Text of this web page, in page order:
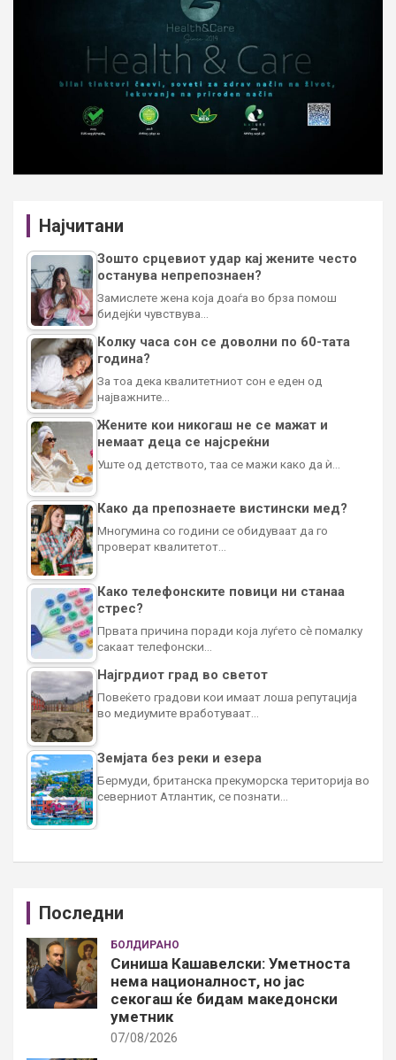
Најчитани
Зошто срцевиот удар кај жените често
останува непрепознаен?
Замислете жена која доаѓа во брза помош
бидејќи чувствува…
Колку часа сон се доволни по 60-тата
година?
За тоа дека квалитетниот сон е еден од
најважните…
Жените кои никогаш не се мажат и
немаат деца се најсреќни
Уште од детството, таа се мажи како да ѝ…
Како да препознаете вистински мед?
Многумина со години се обидуваат да го
проверат квалитетот…
Како телефонските повици ни станаа
стрес?
Првата причина поради која луѓето сè помалку
сакаат телефонски…
Најгрдиот град во светот
Повеќето градови кои имаат лоша репутација
во медиумите вработуваат…
Земјата без реки и езера
Бермуди, британска прекуморска територија во
северниот Атлантик, се познати…
Последни
БОЛДИРАНО
Синиша Кашавелски: Уметноста
нема националност, но јас
секогаш ќе бидам македонски
уметник
07/08/2026